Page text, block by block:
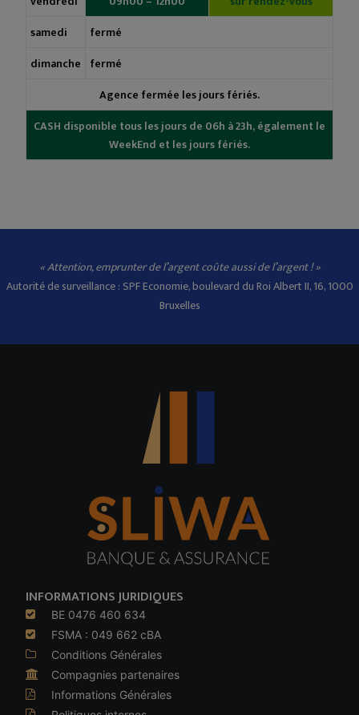
samedi
fermé
dimanche fermé
Agence fermée les jours fériés.
CASH disponible tous les jours de 06h à 23h, également le
WeekEnd et les jours fériés.
« Attention, emprunter de l’argent coûte aussi de l’argent ! »
Autorité de surveillance : SPF Economie, boulevard du Roi Albert II, 16, 1000
Bruxelles
INFORMATIONS JURIDIQUES
BE 0476 460 634
FSMA : 049 662 cBA
Conditions Générales
Compagnies partenaires
Informations Générales